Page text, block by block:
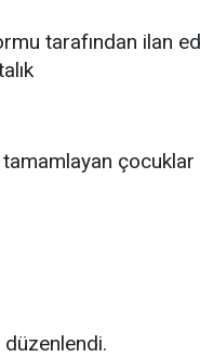
tarafından ilan
çocuklar